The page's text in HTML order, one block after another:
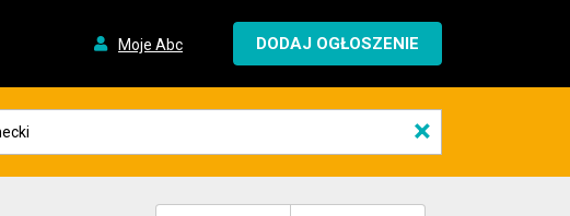
Moje Abc DODAJ OGŁOSZENIE
×